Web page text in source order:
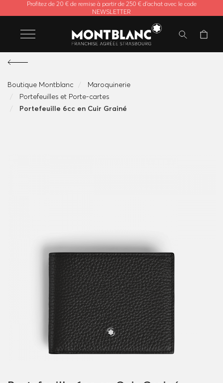
Profitez de 20 € de remise à partir de 250 € d'achat avec le code
NEWSLETTER
Boutique Montblanc
Maroquinerie
Portefeuilles et Porte-cartes
Portefeuille 6cc en Cuir Grainé